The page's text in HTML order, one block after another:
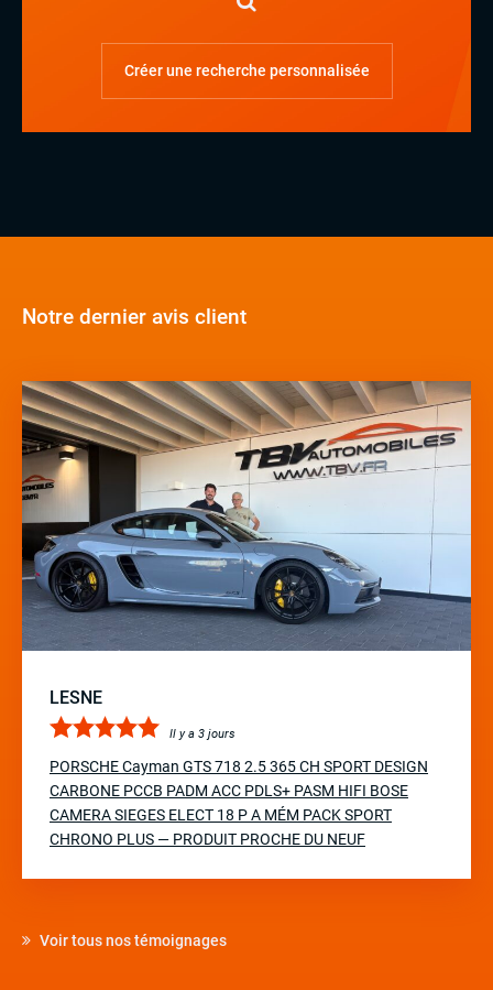
Créer une recherche personnalisée
Notre dernier avis client
LESNE
Il y a 3 jours
PORSCHE Cayman GTS 718 2.5 365 CH SPORT DESIGN
CARBONE PCCB PADM ACC PDLS+ PASM HIFI BOSE
CAMERA SIEGES ELECT 18 P A MÉM PACK SPORT
CHRONO PLUS — PRODUIT PROCHE DU NEUF
Voir tous nos témoignages